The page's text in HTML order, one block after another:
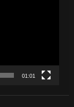
01:01